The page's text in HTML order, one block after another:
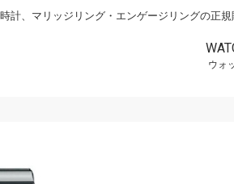
時計、マリッジリング・エンゲージリングの正規
ウォ